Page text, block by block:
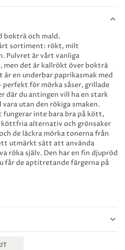
bokträ och mald.
sortiment: rökt, milt
Pulvret är vårt vanliga
men det är kallrökt över bokträ
en underbar paprikasmak med
för mörka såser, grillade
där du antingen vill ha en stark
utan den rökiga smaken.
fungerar inte bara bra på kött,
köttfria alternativ och grönsaker
de läckra mörka tonerna från
utmärkt sätt att använda
röka själv. Den har en fin djupröd
får de aptitretande färgerna på